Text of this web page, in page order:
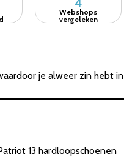
Webshops
vergeleken
je alweer zin hebt in
13 hardloopschoenen